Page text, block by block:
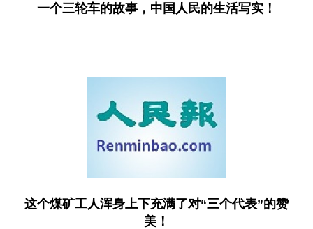
一个三轮车的故事，中国人民的生活写实！
这个煤矿工人浑身上下充满了对“三个代表”的赞
美！